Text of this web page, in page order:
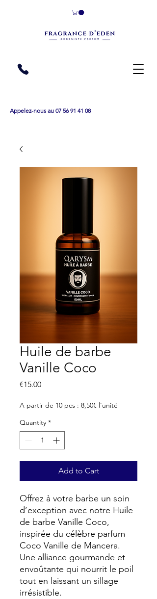
Appelez-nous au 07 56 91 41 08
Huile de barbe
Vanille Coco
€15.00Price
A partir de 10 pcs : 8,50€ l'unité
Quantity *
Add to Cart
Offrez à votre barbe un soin
d’exception avec notre Huile
de barbe Vanille Coco,
inspirée du célèbre parfum
Coco Vanille de Mancera.
Une alliance gourmande et
envoûtante qui nourrit le poil
tout en laissant un sillage
irrésistible.